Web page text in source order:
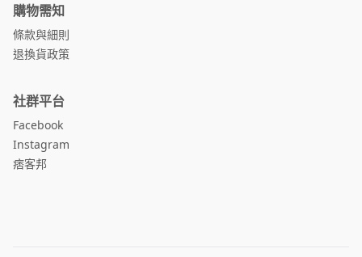
購物需知
條款與細則
退換貨政策
社群平台
Facebook
Instagram
痞客邦